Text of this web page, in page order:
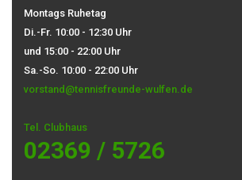
Montags Ruhetag
Di.-Fr. 10:00 - 12:30 Uhr
und 15:00 - 22:00 Uhr
Sa.-So. 10:00 - 22:00 Uhr
vorstand@tennisfreunde-wulfen.de
Tel. Clubhaus
02369 / 5726